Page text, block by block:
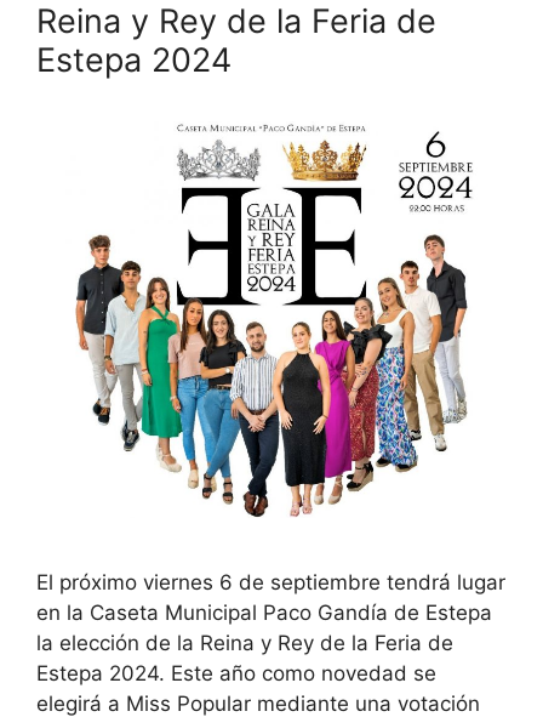
Reina y Rey de la Feria de
Estepa 2024
El próximo viernes 6 de septiembre tendrá lugar
en la Caseta Municipal Paco Gandía de Estepa
la elección de la Reina y Rey de la Feria de
Estepa 2024. Este año como novedad se
elegirá a Miss Popular mediante una votación